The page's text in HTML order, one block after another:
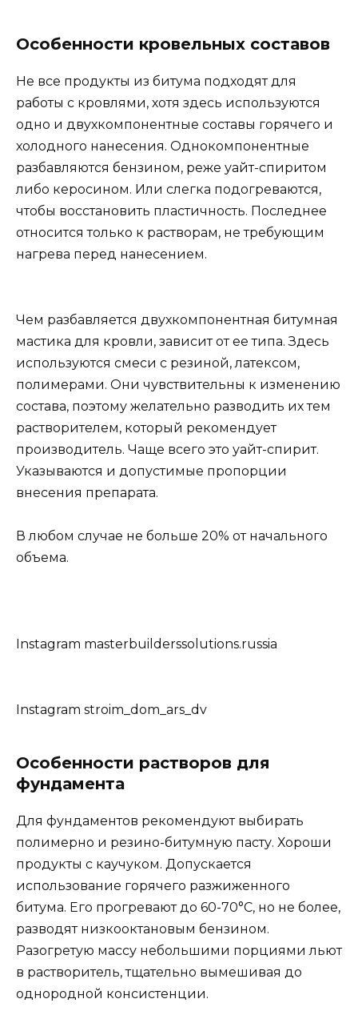
Особенности кровельных составов
Не все продукты из битума подходят для
работы с кровлями, хотя здесь используются
одно и двухкомпонентные составы горячего и
холодного нанесения. Однокомпонентные
разбавляются бензином, реже уайт-спиритом
либо керосином. Или слегка подогреваются,
чтобы восстановить пластичность. Последнее
относится только к растворам, не требующим
нагрева перед нанесением.
Чем разбавляется двухкомпонентная битумная
мастика для кровли, зависит от ее типа. Здесь
используются смеси с резиной, латексом,
полимерами. Они чувствительны к изменению
состава, поэтому желательно разводить их тем
растворителем, который рекомендует
производитель. Чаще всего это уайт-спирит.
Указываются и допустимые пропорции
внесения препарата.
В любом случае не больше 20% от начального
объема.
Instagram masterbuilderssolutions.russia
Instagram stroim_dom_ars_dv
Особенности растворов для
фундамента
Для фундаментов рекомендуют выбирать
полимерно и резино-битумную пасту. Хороши
продукты с каучуком. Допускается
использование горячего разжиженного
битума. Его прогревают до 60-70°С, но не более,
разводят низкооктановым бензином.
Разогретую массу небольшими порциями льют
в растворитель, тщательно вымешивая до
однородной консистенции.